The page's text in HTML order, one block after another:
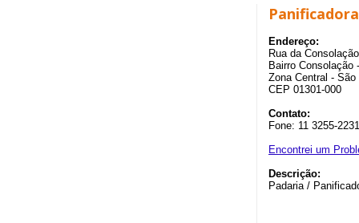
Endereço:
Rua da
Bairro Consolação
Zona Central -
CEP 01301-000
Contato:
Fone: 11 3255-2231
Encontrei um
Descrição:
Padaria /